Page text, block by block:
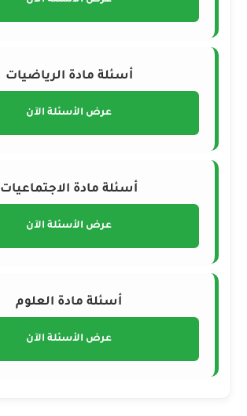
أسئلة مادة الرياضيات
عرض الأسئلة الآن
أسئلة مادة الاجتماعيات
عرض الأسئلة الآن
أسئلة مادة العلوم
عرض الأسئلة الآن